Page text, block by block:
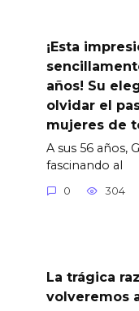
¡Esta
años! Su
olvidar el
mujeres de
A sus 56 años,
fascinando al
0 304
La trágica
volveremos